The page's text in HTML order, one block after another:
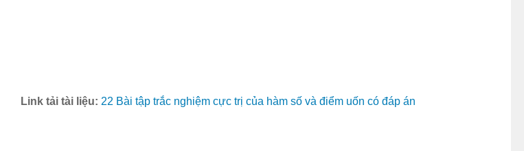
Link tải tài liệu: 22 Bài tập trắc nghiệm cực trị của hàm số và điểm uốn có đáp án